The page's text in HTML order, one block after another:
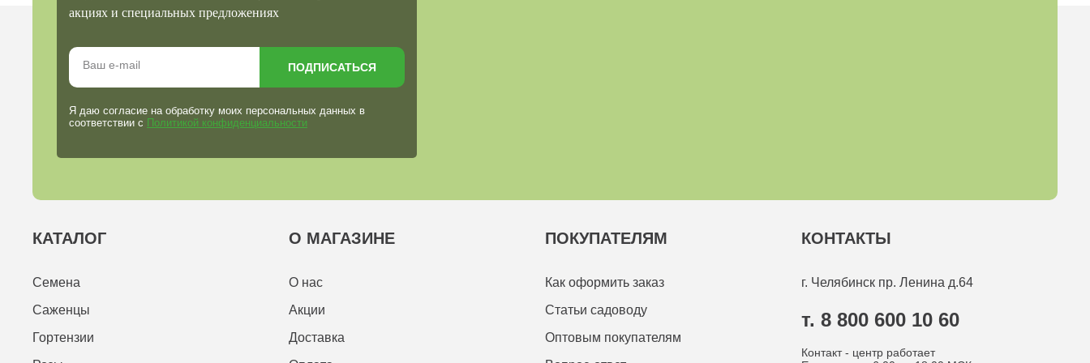
акциях и специальных предложениях
Я даю согласие на обработку моих персональных данных в
соответствии с Политикой конфиденциальности
ПОДПИСАТЬСЯ
КАТАЛОГ
Семена
Саженцы
Гортензии
О МАГАЗИНЕ
О нас
Акции
Доставка
ПОКУПАТЕЛЯМ
Как оформить заказ
Статьи садоводу
Оптовым покупателям
КОНТАКТЫ
г. Челябинск пр. Ленина д.64
т. 8 800 600 10 60
Контакт - центр работает